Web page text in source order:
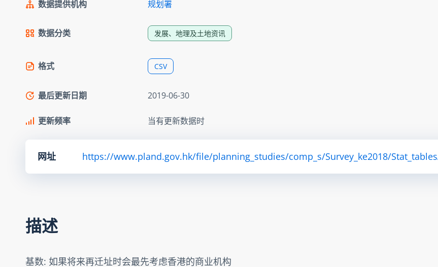
数据提供机构 规划署
数据分类 发展、地理及土地资讯
格式 CSV
最后更新日期 2019-06-30
更新频率 当有更新数据时
网址 https://www.pland.gov.hk/file/planning_studies/comp_s/Survey_ke2018/
描述
基数: 如果将来再迁址时会最先考虑香港的商业机构